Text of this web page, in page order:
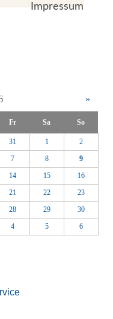
Impressum
»
Fr Sa So
31 1
2
7 8
9
14 15
16
21 22
23
28 29
30
4 5 6